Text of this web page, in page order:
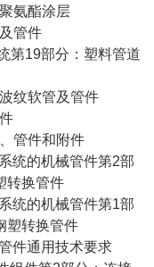
氨酯涂层
管件
第19部分：塑料管道
纹软管及管件
管件和附件
统的机械管件第2部
转换管件
统的机械管件第1部
塑转换管件
件通用技术要求